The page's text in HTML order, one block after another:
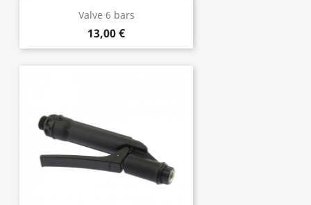
Valve 6 bars
13,00 €